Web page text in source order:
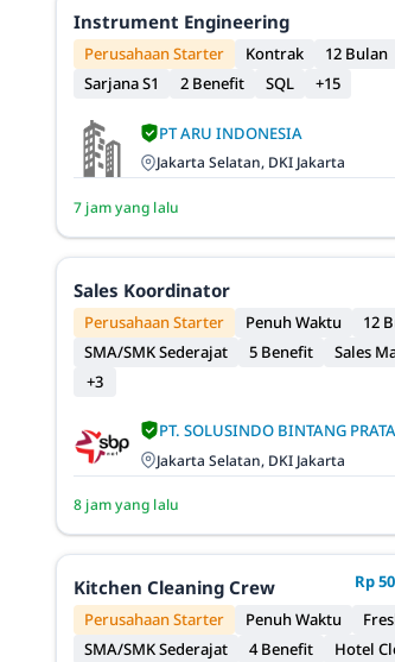
Instrument Engineering
Perusahaan Starter
Kontrak
12 Bulan
Sarjana S1
2 Benefit SQL +15
PT ARU INDONESIA
Jakarta Selatan, DKI Jakarta
7 jam yang lalu
Sales Koordinator
Perusahaan Starter
Penuh Waktu
12
SMA/SMK Sederajat
5 Benefit
Sales
+3
PT. SOLUSINDO BINTANG
Jakarta Selatan, DKI Jakarta
8 jam yang lalu
Kitchen Cleaning Crew
Rp
Perusahaan Starter
Penuh Waktu
SMA/SMK Sederajat
4 Benefit
Hotel